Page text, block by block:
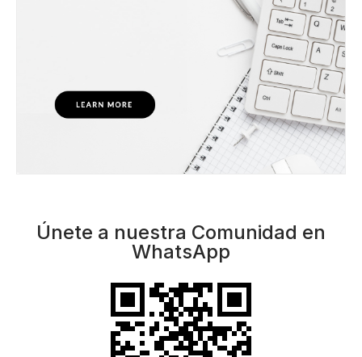
Únete a nuestra Comunidad en
WhatsApp